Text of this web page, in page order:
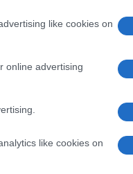
like cookies on
online advertising
like cookies on
posición del
Además,